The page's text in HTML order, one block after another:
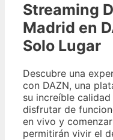
Streaming
Madrid en
Solo Lugar
Descubre una
con DAZN, una
su increíble
disfrutar de
en vivo y
permitirán vivir el